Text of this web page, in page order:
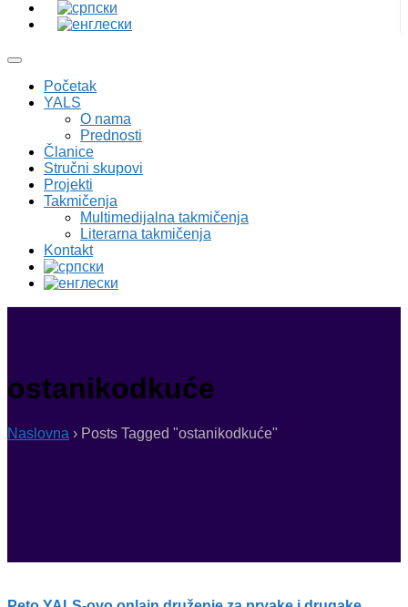
Početak
YALS
O nama
Prednosti
Članice
Stručni skupovi
Projekti
Takmičenja
Multimedijalna takmičenja
Literarna takmičenja
Kontakt
ostanikodkuće
Naslovna › Posts Tagged "ostanikodkuće"